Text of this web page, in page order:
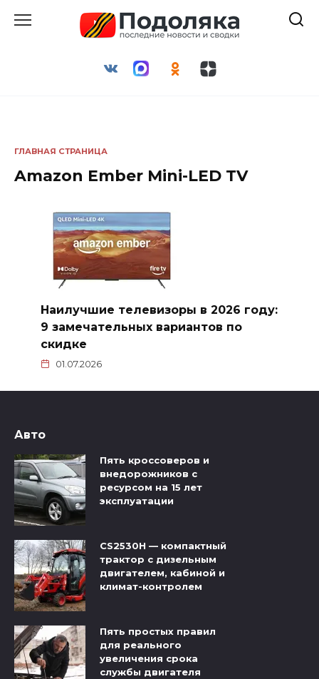
ГЛАВНАЯ СТРАНИЦА
Amazon Ember Mini-LED TV
Наилучшие телевизоры в 2026 году:
9 замечательных вариантов по
скидке
01.07.2026
Авто
Пять кроссоверов и
внедорожников с
ресурсом на 15 лет
эксплуатации
CS2530H — компактный
трактор с дизельным
двигателем, кабиной и
климат-контролем
Пять простых правил
для реального
увеличения срока
службы двигателя